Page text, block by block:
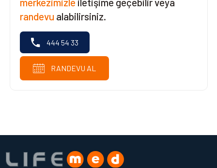
randevu alabilirsiniz.
444 54 33
RANDEVU AL